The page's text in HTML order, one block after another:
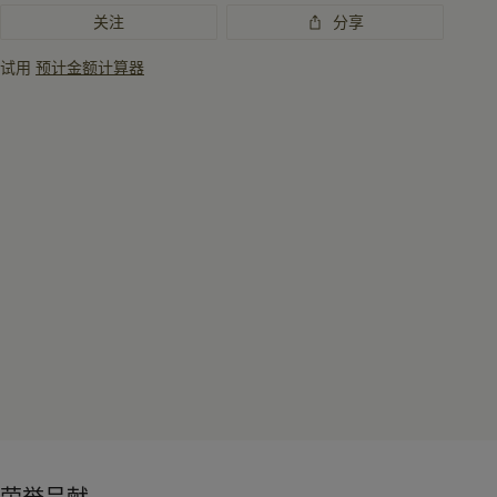
关注 分享
试用 预计金额计算器